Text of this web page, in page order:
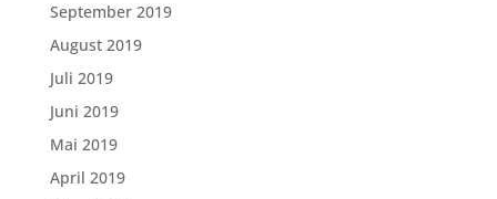
September 2019
August 2019
Juli 2019
Juni 2019
Mai 2019
April 2019